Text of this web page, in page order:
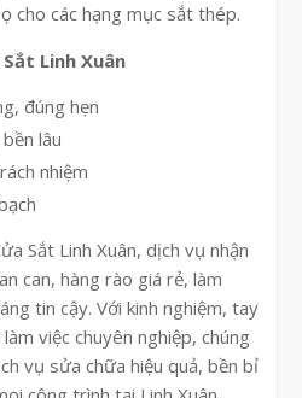
cho các hạng mục sắt thép.
Linh Xuân
đúng hẹn
lâu
nhiệm
Sắt Linh Xuân, dịch vụ nhận
can, hàng rào giá rẻ, làm
tin cậy. Với kinh nghiệm, tay
việc chuyên nghiệp, chúng
vụ sửa chữa hiệu quả, bền bỉ